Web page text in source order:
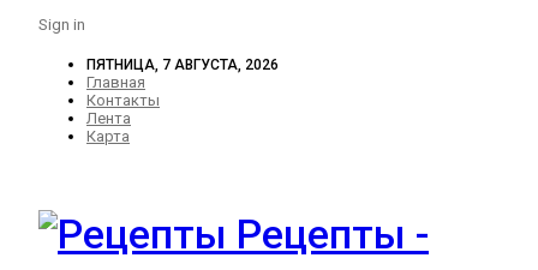
Sign in
ПЯТНИЦА, 7 АВГУСТА, 2026
Главная
Контакты
Лента
Карта
Рецепты -